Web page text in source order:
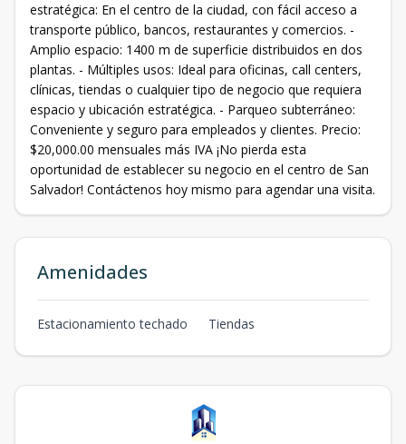
estratégica: En el centro de la ciudad, con fácil acceso a
transporte público, bancos, restaurantes y comercios. -
Amplio espacio: 1400 m de superficie distribuidos en dos
plantas. - Múltiples usos: Ideal para oficinas, call centers,
clínicas, tiendas o cualquier tipo de negocio que requiera
espacio y ubicación estratégica. - Parqueo subterráneo:
Conveniente y seguro para empleados y clientes. Precio:
$20,000.00 mensuales más IVA ¡No pierda esta
oportunidad de establecer su negocio en el centro de San
Salvador! Contáctenos hoy mismo para agendar una visita.
Amenidades
Estacionamiento techado Tiendas